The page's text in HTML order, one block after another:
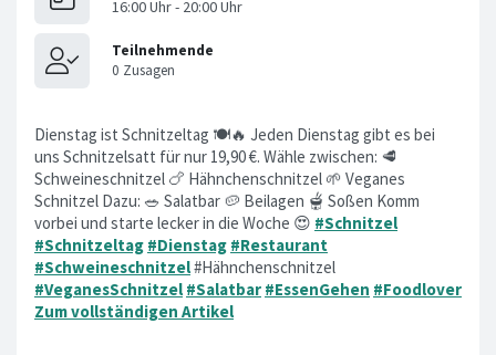
Dienstag ist Schnitzeltag 🍽️🔥 Jeden Dienstag gibt es bei
uns Schnitzelsatt für nur 19,90 €. Wähle zwischen: 🥩
Schweineschnitzel 🍗 Hähnchenschnitzel 🌱 Veganes
Schnitzel Dazu: 🥗 Salatbar 🥔 Beilagen 🫕 Soßen Komm
vorbei und starte lecker in die Woche 😍 #Schnitzel
#Schnitzeltag #Dienstag #Restaurant
#Schweineschnitzel#Hähnchenschnitzel
#VeganesSchnitzel #Salatbar #EssenGehen #Foodlover
Zum vollständigen Artikel